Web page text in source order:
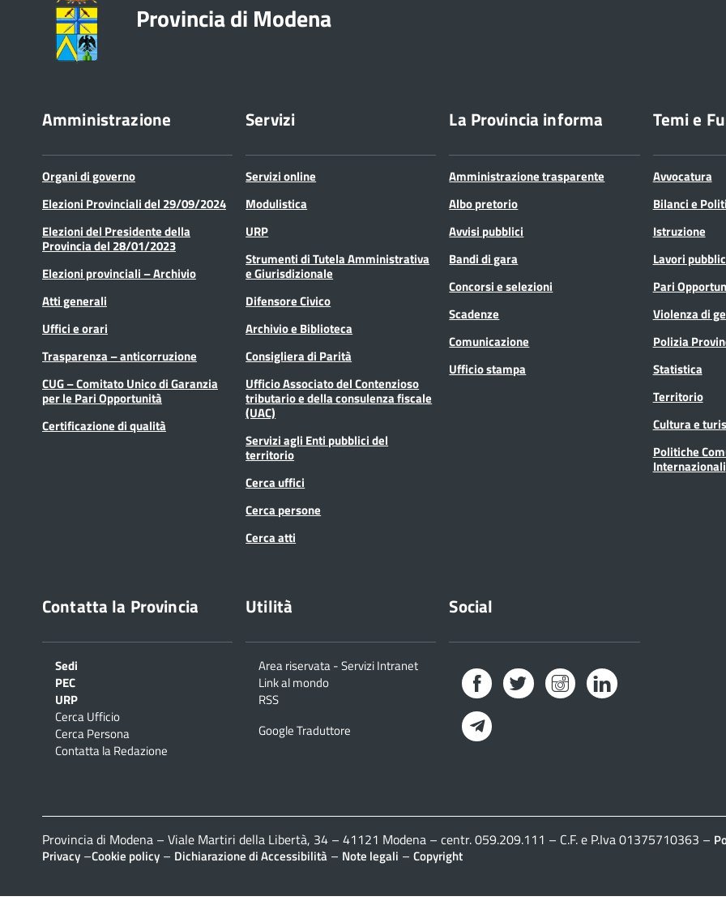
Provincia di Modena
Amministrazione
Organi di governo
Elezioni Provinciali del 29/09/2024
Elezioni del Presidente della
Provincia del 28/01/2023
Elezioni provinciali – Archivio
Atti generali
Uffici e orari
Trasparenza – anticorruzione
CUG – Comitato Unico di Garanzia
per le Pari Opportunità
Certificazione di qualità
Servizi
Servizi online
Modulistica
URP
Strumenti di Tutela Amministrativa
e Giurisdizionale
Difensore Civico
Archivio e Biblioteca
Consigliera di Parità
Ufficio Associato del Contenzioso
tributario e della consulenza fiscale
(UAC)
Servizi agli Enti pubblici del
territorio
Cerca uffici
Cerca persone
Cerca atti
La Provincia informa
Amministrazione trasparente
Albo pretorio
Avvisi pubblici
Bandi di gara
Concorsi e selezioni
Scadenze
Comunicazione
Ufficio stampa
Temi e
Avvocatura
Bilanci e
Istruzione
Lavori
Pari
Violenza di
Polizia
Statistica
Territorio
Cultura e
Politiche
Internazionali
Contatta la Provincia
Sedi
PEC
URP
Cerca Ufficio
Cerca Persona
Contatta la Redazione
Utilità
Area riservata - Servizi Intranet
Link al mondo
RSS
Google Traduttore
Social
FacebookTwitterInstagramLinkedIn
Provincia di Modena – Viale Martiri della Libertà, 34 – 41121 Modena – centr. 059.209.111 – C.F. e P.Iva 01375710363 –
Privacy –Cookie policy – Dichiarazione di Accessibilità – Note legali – Copyright